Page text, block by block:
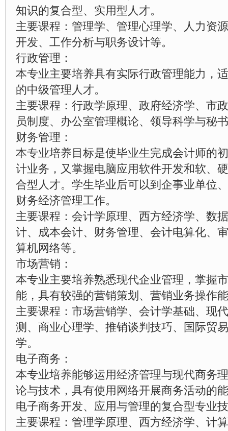
知识的复合型、实用型人才。
主要课程：管理学、管理心理学、人力资
开发、工作分析与职务设计等。
行政管理：
本专业主要培养具有实际行政管理能力，
的中级管理人才。
主要课程：行政学原理、政府经济学、市
员制度、办公室管理概论、领导科学与秘
财务管理：
本专业培养目标是使毕业生完成会计师的
计业务，又掌握电脑应用软件开发和软、
合型人才。学生毕业后可以到企事业单位
财务经济管理工作。
主要课程：会计学原理、西方经济学、数
计、成本会计、财务管理、会计电算化、
算机网络等。
市场营销：
本专业主要培养熟悉现代企业管理，掌握
能，具有较强的营销策划、营销业务操作
主要课程：市场营销学、会计学基础、现
测、商业心理学、推销谈判技巧、国际贸
学。
电子商务：
本专业培养能够运用经济管理与现代商务
论与技术，具有使用网络开展商务活动的
电子商务开发、应用与管理的复合型专业
主要课程：管理学原理、西方经济学、计